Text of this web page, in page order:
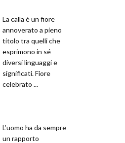
La calla è un fiore
annoverato a pieno
titolo tra quelli che
esprimono in sé
diversi linguaggi e
significati. Fiore
celebrato ...
L’uomo ha da sempre
un rapporto